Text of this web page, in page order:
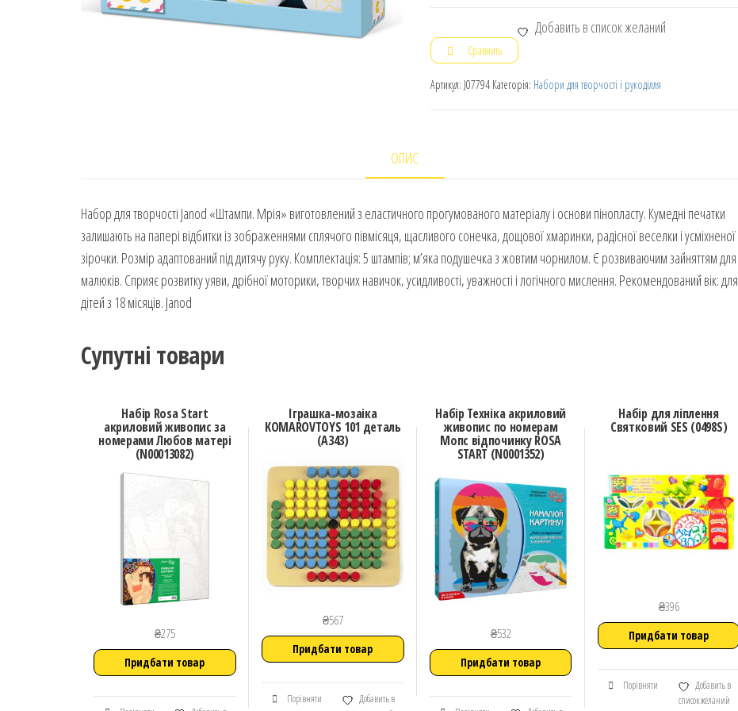
Добавить в список желаний
Сравнить
Артикул: J07794 Категорія: Набори для творчості і рукоділля
ОПИС
Набор для творчості Janod «Штампи. Мрія» виготовлений з еластичного прогумованого матеріалу і основи пінопласту. Кумедні печатки
залишають на папері відбитки із зображеннями сплячого півмісяця, щасливого сонечка, дощової хмаринки, радісної веселки і усміхненої
зірочки. Розмір адаптований під дитячу руку. Комплектація: 5 штампів; м’яка подушечка з жовтим чорнилом. Є розвиваючим зайняттям для
малюків. Сприяє розвитку уяви, дрібної моторики, творчих навичок, усидливості, уважності і логічного мислення. Рекомендований вік: для
дітей з 18 місяців. Janod
Супутні товари
Набір Rosa Start
акриловий живопис за
номерами Любов матері
(N00013082)
₴275
Придбати товар
Іграшка-мозаіка
KOMAROVTOYS 101 деталь
(А343)
₴567
Придбати товар
Порівняти
Добавить в
Набір Техніка акриловий
живопис по номерам
Мопс відпочинку ROSA
START (N0001352)
₴532
Придбати товар
Набір для ліплення
Святковий SES (0498S)
₴396
Придбати товар
Порівняти
Добавить в
список желаний